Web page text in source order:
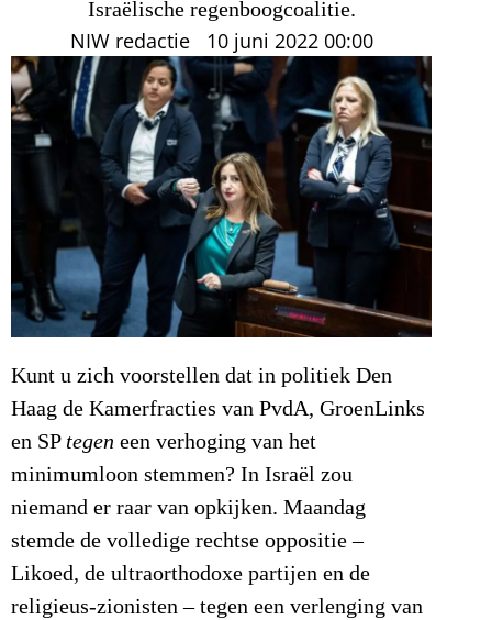
Israëlische regenboogcoalitie.
NIW redactie 10 juni 2022 00:00
Kunt u zich voorstellen dat in politiek Den
Haag de Kamerfracties van PvdA, GroenLinks
en SP tegen een verhoging van het
minimumloon stemmen? In Israël zou
niemand er raar van opkijken. Maandag
stemde de volledige rechtse oppositie –
Likoed, de ultraorthodoxe partijen en de
religieus-zionisten – tegen een verlenging van